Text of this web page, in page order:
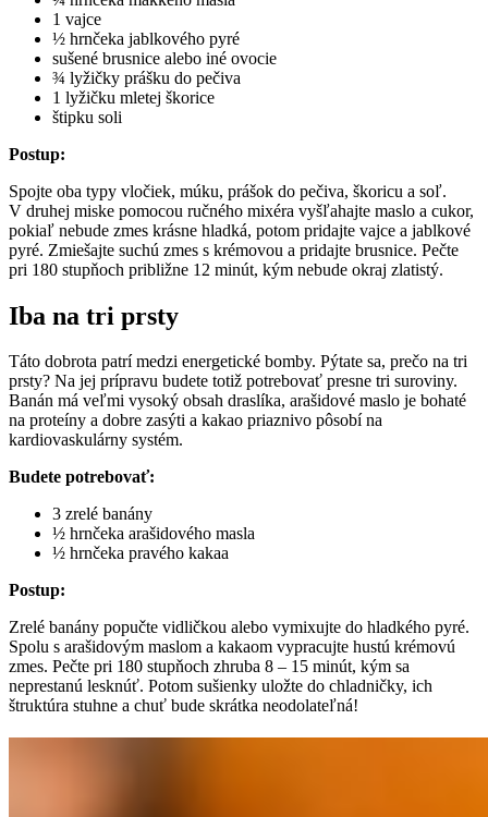
1 vajce
½ hrnčeka jablkového pyré
sušené brusnice alebo iné ovocie
¾ lyžičky prášku do pečiva
1 lyžičku mletej škorice
štipku soli
Postup:
Spojte oba typy vločiek, múku, prášok do pečiva, škoricu a soľ.
V druhej miske pomocou ručného mixéra vyšľahajte maslo a cukor,
pokiaľ nebude zmes krásne hladká, potom pridajte vajce a jablkové
pyré. Zmiešajte suchú zmes s krémovou a pridajte brusnice. Pečte
pri 180 stupňoch približne 12 minút, kým nebude okraj zlatistý.
Iba na tri prsty
Táto dobrota patrí medzi energetické bomby. Pýtate sa, prečo na tri
prsty? Na jej prípravu budete totiž potrebovať presne tri suroviny.
Banán má veľmi vysoký obsah draslíka, arašidové maslo je bohaté
na proteíny a dobre zasýti a kakao priaznivo pôsobí na
kardiovaskulárny systém.
Budete potrebovať:
3 zrelé banány
½ hrnčeka arašidového masla
½ hrnčeka pravého kakaa
Postup:
Zrelé banány popučte vidličkou alebo vymixujte do hladkého pyré.
Spolu s arašidovým maslom a kakaom vypracujte hustú krémovú
zmes. Pečte pri 180 stupňoch zhruba 8 – 15 minút, kým sa
neprestanú lesknúť. Potom sušienky uložte do chladničky, ich
štruktúra stuhne a chuť bude skrátka neodolateľná!